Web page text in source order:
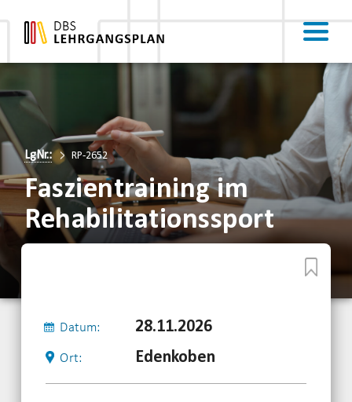
LgNr.: RP-2652
Faszientraining im
Rehabilitationssport
Datum: 28.11.2026
Ort: Edenkoben